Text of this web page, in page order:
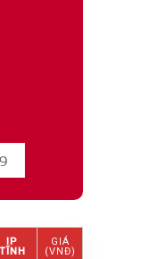
IP
TĨNH
GIÁ
(VNĐ)